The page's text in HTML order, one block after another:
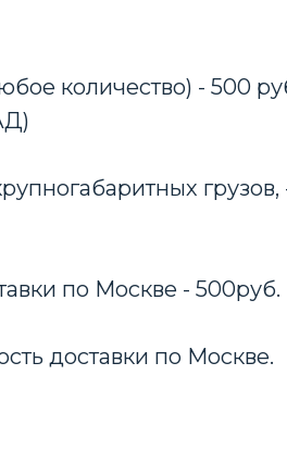
количество) - 500
грузов,
по Москве -
доставки по Москве.